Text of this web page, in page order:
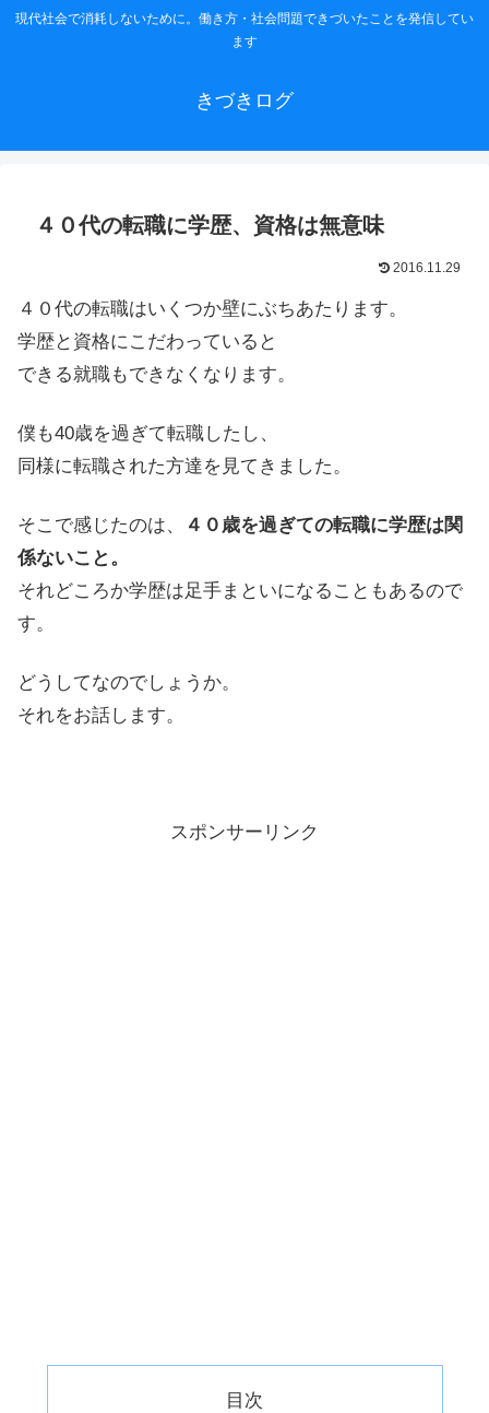
現代社会で消耗しないために。働き方・社会問題できづいたことを発信してい
ます
きづきログ
４０代の転職に学歴、資格は無意味
2016.11.29
４０代の転職はいくつか壁にぶちあたります。
学歴と資格にこだわっていると
できる就職もできなくなります。
僕も40歳を過ぎて転職したし、
同様に転職された方達を見てきました。
そこで感じたのは、
４０歳を過ぎての転職に学歴は関
係ないこと。
それどころか学歴は足手まといになることもあるので
す。
どうしてなのでしょうか。
それをお話します。
スポンサーリンク
目次